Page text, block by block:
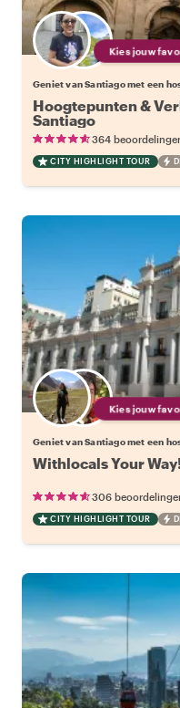
Kies jouw
Geniet van Santiago met een
Hoogtepunten &
Santiago
364
CITY HIGHLIGHT TOUR
Kies jouw
Geniet van Santiago met een
Withlocals Your
306
CITY HIGHLIGHT TOUR